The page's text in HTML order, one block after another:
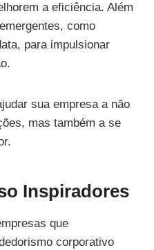
a eficiência. Além
como
para impulsionar
sua empresa a não
mas também a se
Inspiradores
que
corporativo